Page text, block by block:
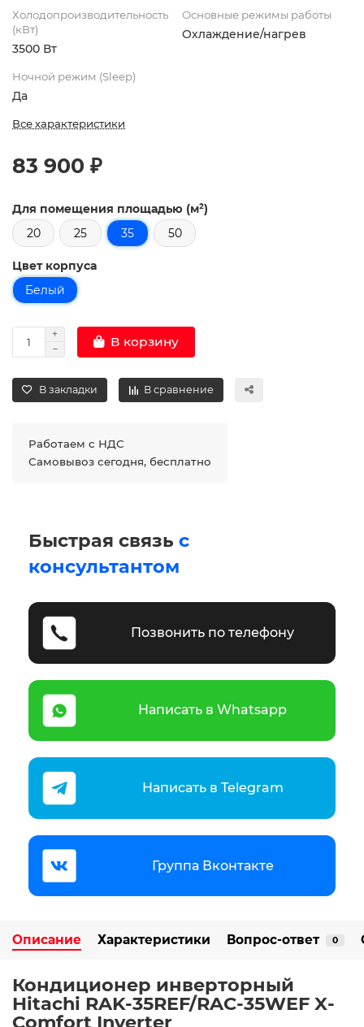
Холодопроизводительность
(кВт)
3500 Вт
Основные режимы работы
Охлаждение/нагрев
Ночной режим (Sleep)
Да
Все характеристики
83 900 ₽
Для помещения площадью (м²)
20
25 35 50
Цвет корпуса
Белый
В корзину
В закладки В сравнение
Работаем с НДС
Самовывоз сегодня, бесплатно
Быстрая связь с
консультантом
Позвонить по телефону
Написать в Whatsapp
Написать в Telegram
Группа Вконтакте
Описание Характеристики Вопрос-ответ 0
Кондиционер инверторный
Hitachi RAK-35REF/RAC-35WEF X-
Comfort Inverter